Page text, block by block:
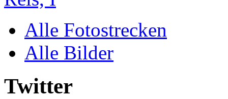
Alle Fotostrecken
Alle Bilder
Twitter